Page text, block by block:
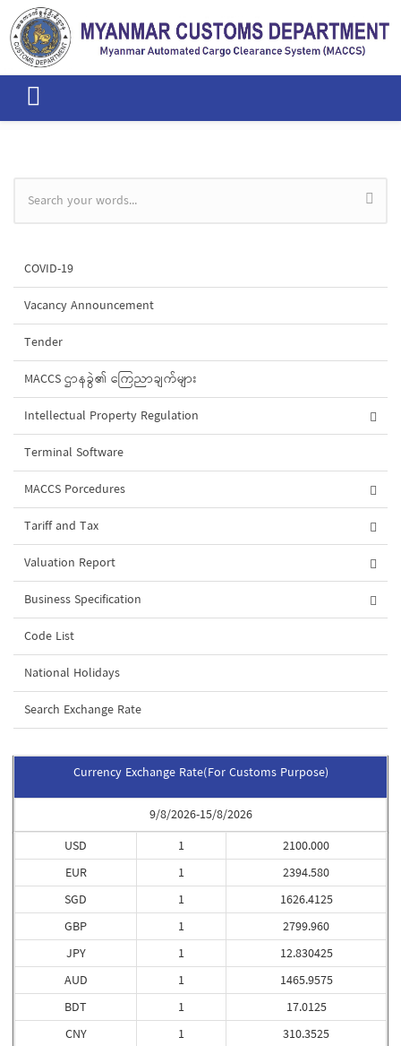
Skip to main content
Search form
COVID-19
Vacancy Announcement
Tender
MACCS ဌာနခွဲ၏ ကြေညာချက်များ
Intellectual Property Regulation
Terminal Software
MACCS Porcedures
Tariff and Tax
Valuation Report
Business Specification
Code List
National Holidays
Search Exchange Rate
Currency Exchange Rate(For Customs Purpose)
9/8/2026-15/8/2026
USD
EUR
SGD
GBP
JPY
AUD
BDT
CNY
1
1
1
1
1
1
1
1
2100.000
2394.580
1626.4125
2799.960
12.830425
1465.9575
17.0125
310.3525